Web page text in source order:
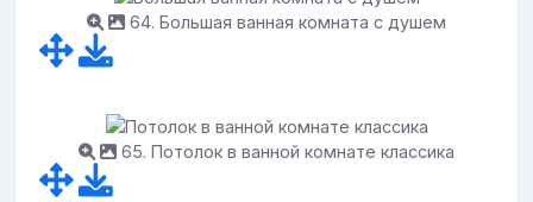
64. Большая ванная комната с душем
65. Потолок в ванной комнате классика